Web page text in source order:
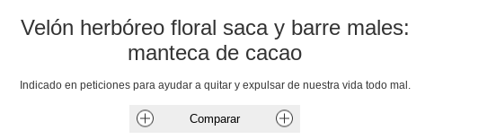
Velón herbóreo floral saca y barre males:
manteca de cacao
Indicado en peticiones para ayudar a quitar y expulsar de nuestra vida todo mal.